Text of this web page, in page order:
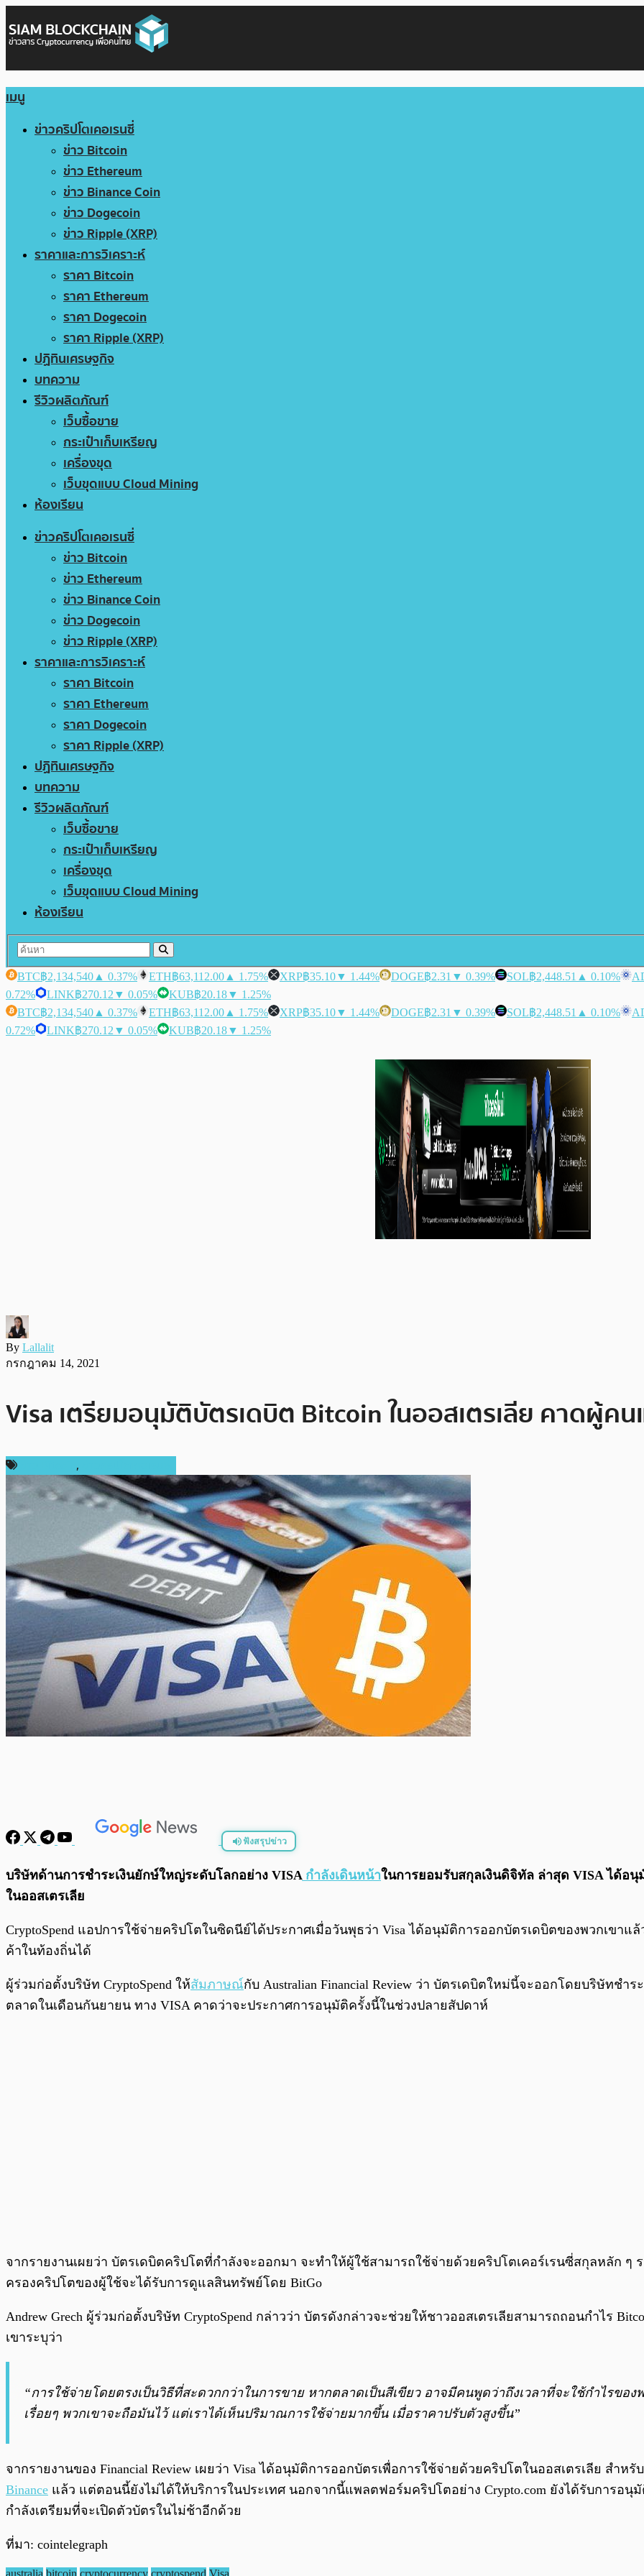
เมนู
ข่าวคริปโตเคอเรนซี่
ข่าว Bitcoin
ข่าว Ethereum
ข่าว Binance Coin
ข่าว Dogecoin
ข่าว Ripple (XRP)
ราคาและการวิเคราะห์
ราคา Bitcoin
ราคา Ethereum
ราคา Dogecoin
ราคา Ripple (XRP)
ปฏิทินเศรษฐกิจ
บทความ
รีวิวผลิตภัณฑ์
เว็บซื้อขาย
กระเป๋าเก็บเหรียญ
เครื่องขุด
เว็บขุดแบบ Cloud Mining
ห้องเรียน
ข่าวคริปโตเคอเรนซี่
ข่าว Bitcoin
ข่าว Ethereum
ข่าว Binance Coin
ข่าว Dogecoin
ข่าว Ripple (XRP)
ราคาและการวิเคราะห์
ราคา Bitcoin
ราคา Ethereum
ราคา Dogecoin
ราคา Ripple (XRP)
ปฏิทินเศรษฐกิจ
บทความ
รีวิวผลิตภัณฑ์
เว็บซื้อขาย
กระเป๋าเก็บเหรียญ
เครื่องขุด
เว็บขุดแบบ Cloud Mining
ห้องเรียน
BTC฿2,134,540 ▲ 0.37% ETH฿63,112.00 ▲ 1.75% XRP฿35.10▼ 1.44% DOGE฿2.31 ▼ 0.39% SOL฿2,448.51 ▲ 0.10%
0.72%
LINK฿270.12 ▼ 0.05% KUB฿20.18▼ 1.25%
BTC฿2,134,540 ▲ 0.37% ETH฿63,112.00 ▲ 1.75% XRP฿35.10▼ 1.44% DOGE฿2.31 ▼ 0.39% SOL฿2,448.51 ▲ 0.10%
0.72%
LINK฿270.12 ▼ 0.05% KUB฿20.18▼ 1.25%
By Lallalit
กรกฎาคม 14, 2021
Visa เตรียมอนุมัติบัตรเดบิต Bitcoin ในออสเตรเลีย คาดผู้ค
,
ฟังสรุปข่าว
พร้อมเล่น
บริษัทด้านการชำระเงินยักษ์ใหญ่ระดับโลกอย่าง VISAกำลังเดินหน้าในการยอมรับสกุลเงินดิจิทัล ล่าสุด VISA ได้อ
ในออสเตรเลีย
CryptoSpend แอปการใช้จ่ายคริปโตในซิดนีย์ได้ประกาศเมื่อวันพุธว่า Visa ได้อนุมัติการออกบัตรเดบิตของพวกเขาแ
ค้าในท้องถิ่นได้
ผู้ร่วมก่อตั้งบริษัท CryptoSpend ให้สัมภาษณ์กับ Australian Financial Review ว่า บัตรเดบิตใหม่นี้จะออกโดยบริษัทช
ตลาดในเดือนกันยายน ทาง VISA คาดว่าจะประกาศการอนุมัติครั้งนี้ในช่วงปลายสัปดาห์
จากรายงานเผยว่า บัตรเดบิตคริปโตที่กำลังจะออกมา จะทำให้ผู้ใช้สามารถใช้จ่ายด้วยคริปโตเคอร์เรนซี่สกุลหลัก ๆ ร
ครองคริปโตของผู้ใช้จะได้รับการดูแลสินทรัพย์โดย BitGo
Andrew Grech ผู้ร่วมก่อตั้งบริษัท CryptoSpend กล่าวว่า บัตรดังกล่าวจะช่วยให้ชาวออสเตรเลียสามารถถอนกำไร
เขาระบุว่า
“การใช้จ่ายโดยตรงเป็นวิธีที่สะดวกกว่าในการขาย หากตลาดเป็นสีเขียว อาจมีคนพูดว่าถึงเวลาที่จะใช้กำไรข
เรื่อยๆ พวกเขาจะถือมันไว้ แต่เราได้เห็นปริมาณการใช้จ่ายมากขึ้น เมื่อราคาปรับตัวสูงขึ้น”
จากรายงานของ Financial Review เผยว่า Visa ได้อนุมัติการออกบัตรเพื่อการใช้จ่ายด้วยคริปโตในออสเตรเลีย สำ
Binance แล้ว แต่ตอนนี้ยังไม่ได้ให้บริการในประเทศ นอกจากนี้แพลตฟอร์มคริปโตอย่าง Crypto.com ยังได้รับการอนุมั
กำลังเตรียมที่จะเปิดตัวบัตรในไม่ช้าอีกด้วย
ที่มา: cointelegraph